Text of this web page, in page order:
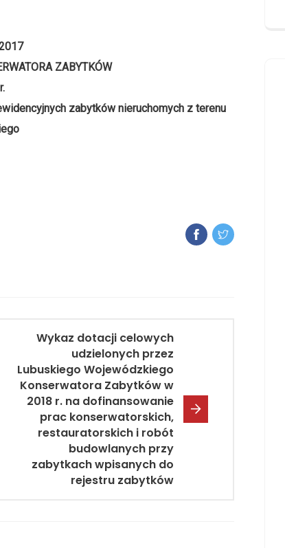
ZABYTKÓW
zabytków nieruchomych z terenu
Wykaz dotacji celowych
udzielonych przez
Lubuskiego Wojewódzkiego
Konserwatora Zabytków w
2018 r. na dofinansowanie
prac konserwatorskich,
restauratorskich i robót
budowlanych przy
zabytkach wpisanych do
rejestru zabytków